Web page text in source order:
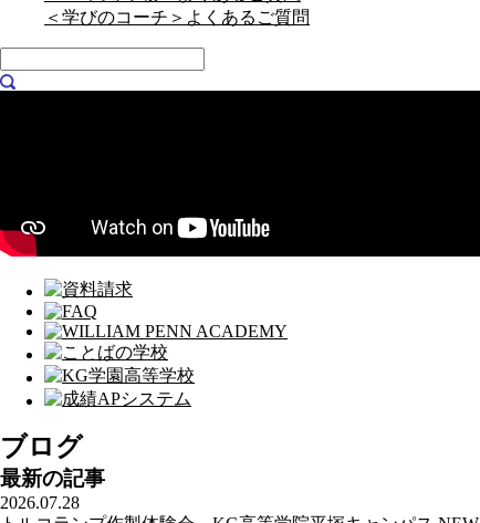
＜学びのコーチ＞よくあるご質問
ブログ
最新の記事
2026.07.28